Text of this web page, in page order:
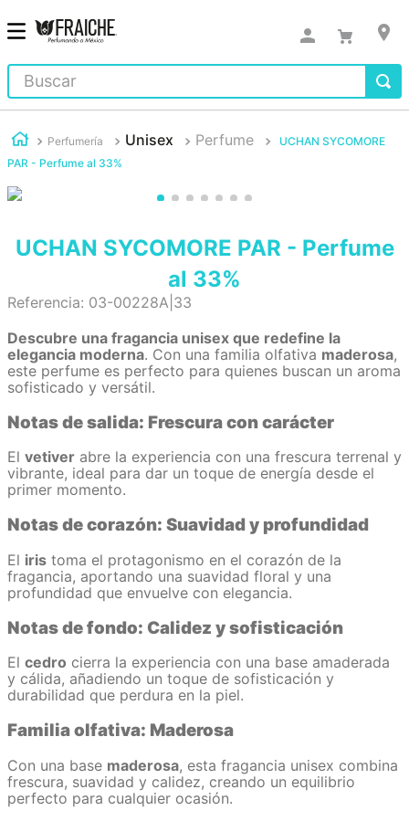
Buscar
Perfumería Unisex Perfume
UCHAN SYCOMORE
PAR - Perfume al 33%
UCHAN SYCOMORE PAR - Perfume
al 33%
Referencia: 03-00228A|33
Descubre una fragancia unisex que redefine la
elegancia moderna. Con una familia olfativa maderosa,
este perfume es perfecto para quienes buscan un aroma
sofisticado y versátil.
Notas de salida: Frescura con carácter
El vetiver abre la experiencia con una frescura terrenal y
vibrante, ideal para dar un toque de energía desde el
primer momento.
Notas de corazón: Suavidad y profundidad
El iris toma el protagonismo en el corazón de la
fragancia, aportando una suavidad floral y una
profundidad que envuelve con elegancia.
Notas de fondo: Calidez y sofisticación
El cedro cierra la experiencia con una base amaderada
y cálida, añadiendo un toque de sofisticación y
durabilidad que perdura en la piel.
Familia olfativa: Maderosa
Con una base maderosa, esta fragancia unisex combina
frescura, suavidad y calidez, creando un equilibrio
perfecto para cualquier ocasión.